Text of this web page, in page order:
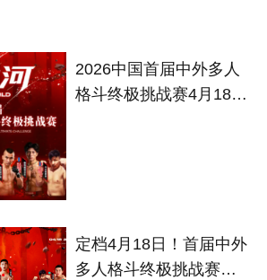
2026中国首届中外多人
格斗终极挑战赛4月18日
定档4月18日！首届中外
多人格斗终极挑战赛将